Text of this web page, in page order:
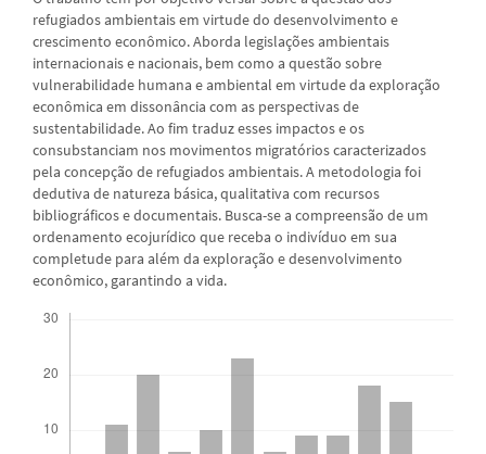
refugiados ambientais em virtude do desenvolvimento e
crescimento econômico. Aborda legislações ambientais
internacionais e nacionais, bem como a questão sobre
vulnerabilidade humana e ambiental em virtude da exploração
econômica em dissonância com as perspectivas de
sustentabilidade. Ao fim traduz esses impactos e os
consubstanciam nos movimentos migratórios caracterizados
pela concepção de refugiados ambientais. A metodologia foi
dedutiva de natureza básica, qualitativa com recursos
bibliográficos e documentais. Busca-se a compreensão de um
ordenamento ecojurídico que receba o indivíduo em sua
completude para além da exploração e desenvolvimento
econômico, garantindo a vida.